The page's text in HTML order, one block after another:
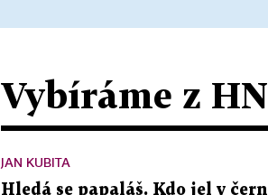
Vybíráme z HN
JAN KUBITA
Hledá se papaláš. Kdo jel v